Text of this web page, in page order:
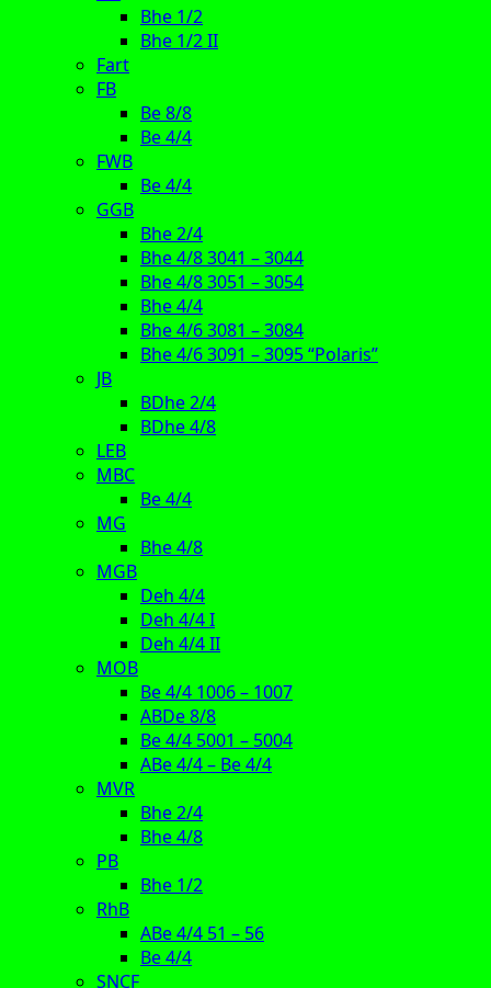
Bhe 1/2
Bhe 1/2 II
Fart
FB
Be 8/8
Be 4/4
FWB
Be 4/4
GGB
Bhe 2/4
Bhe 4/8 3041 – 3044
Bhe 4/8 3051 – 3054
Bhe 4/4
Bhe 4/6 3081 – 3084
Bhe 4/6 3091 – 3095 “Polaris”
JB
BDhe 2/4
BDhe 4/8
LEB
MBC
Be 4/4
MG
Bhe 4/8
MGB
Deh 4/4
Deh 4/4 I
Deh 4/4 II
MOB
Be 4/4 1006 – 1007
ABDe 8/8
Be 4/4 5001 – 5004
ABe 4/4 – Be 4/4
MVR
Bhe 2/4
Bhe 4/8
PB
Bhe 1/2
RhB
ABe 4/4 51 – 56
Be 4/4
SNCF